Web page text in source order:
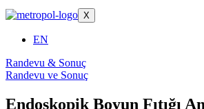
X
EN
Randevu & Sonuç
Randevu ve Sonuç
Endoskopik Boyun Fıtığı